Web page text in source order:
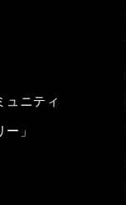
ュニティ
」